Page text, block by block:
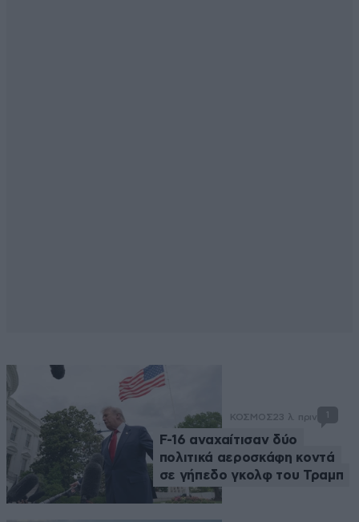
ΚΟΣΜΟΣ23 λ. πριν 1
F-16 αναχαίτισαν δύο
πολιτικά αεροσκάφη κοντά
σε γήπεδο γκολφ του Τραμπ